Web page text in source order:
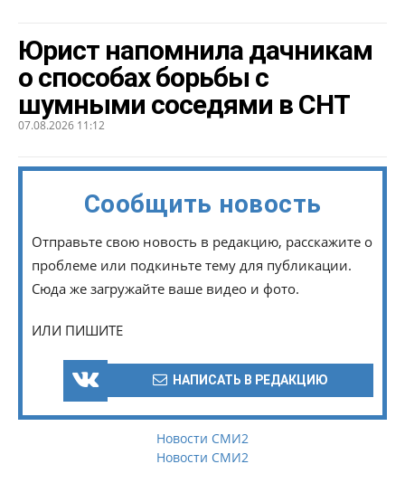
Юрист напомнила дачникам
о способах борьбы с
шумными соседями в СНТ
07.08.2026 11:12
Сообщить новость
Отправьте свою новость в редакцию, расскажите о
проблеме или подкиньте тему для публикации.
Сюда же загружайте ваше видео и фото.
ИЛИ ПИШИТЕ
НАПИСАТЬ В РЕДАКЦИЮ
Новости СМИ2
Новости СМИ2